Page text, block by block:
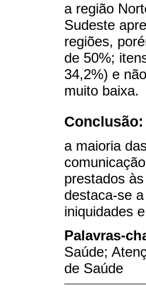
a região
Sudeste
regiões,
de 50%;
34,2%) e
muito baixa.
Conclusão:
a maioria
prestados
destaca-se
iniquidades
Palavras-
Saúde;
de Saúde